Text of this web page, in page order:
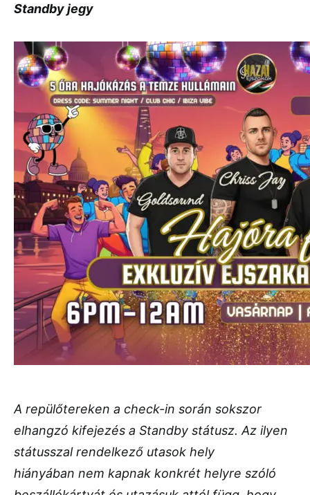
Standby jegy
A repülőtereken a check-in során sokszor
elhangzó kifejezés a Standby státusz. Az ilyen
státusszal rendelkező utasok hely
hiányában nem kapnak konkrét helyre szóló